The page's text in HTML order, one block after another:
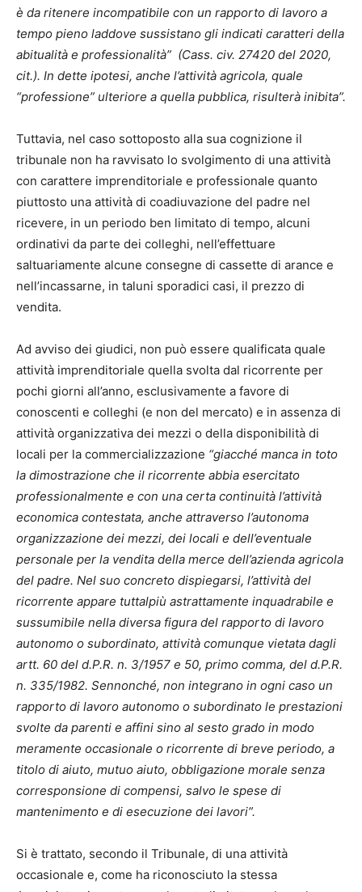
è da ritenere incompatibile con un rapporto di lavoro a
tempo pieno laddove sussistano gli indicati caratteri della
abitualità e professionalità” (Cass. civ. 27420 del 2020,
cit.). In dette ipotesi, anche l’attività agricola, quale
“professione” ulteriore a quella pubblica, risulterà inibita”.
Tuttavia, nel caso sottoposto alla sua cognizione il
tribunale non ha ravvisato lo svolgimento di una attività
con carattere imprenditoriale e professionale quanto
piuttosto una attività di coadiuvazione del padre nel
ricevere, in un periodo ben limitato di tempo, alcuni
ordinativi da parte dei colleghi, nell’effettuare
saltuariamente alcune consegne di cassette di arance e
nell’incassarne, in taluni sporadici casi, il prezzo di
vendita.
Ad avviso dei giudici, non può essere qualificata quale
attività imprenditoriale quella svolta dal ricorrente per
pochi giorni all’anno, esclusivamente a favore di
conoscenti e colleghi (e non del mercato) e in assenza di
attività organizzativa dei mezzi o della disponibilità di
locali per la commercializzazione “giacché manca in toto
la dimostrazione che il ricorrente abbia esercitato
professionalmente e con una certa continuità l’attività
economica contestata, anche attraverso l’autonoma
organizzazione dei mezzi, dei locali e dell’eventuale
personale per la vendita della merce dell’azienda agricola
del padre. Nel suo concreto dispiegarsi, l’attività del
ricorrente appare tuttalpiù astrattamente inquadrabile e
sussumibile nella diversa figura del rapporto di lavoro
autonomo o subordinato, attività comunque vietata dagli
artt. 60 del d.P.R. n. 3/1957 e 50, primo comma, del d.P.R.
n. 335/1982. Sennonché, non integrano in ogni caso un
rapporto di lavoro autonomo o subordinato le prestazioni
svolte da parenti e affini sino al sesto grado in modo
meramente occasionale o ricorrente di breve periodo, a
titolo di aiuto, mutuo aiuto, obbligazione morale senza
corresponsione di compensi, salvo le spese di
mantenimento e di esecuzione dei lavori”.
Si è trattato, secondo il Tribunale, di una attività
occasionale e, come ha riconosciuto la stessa